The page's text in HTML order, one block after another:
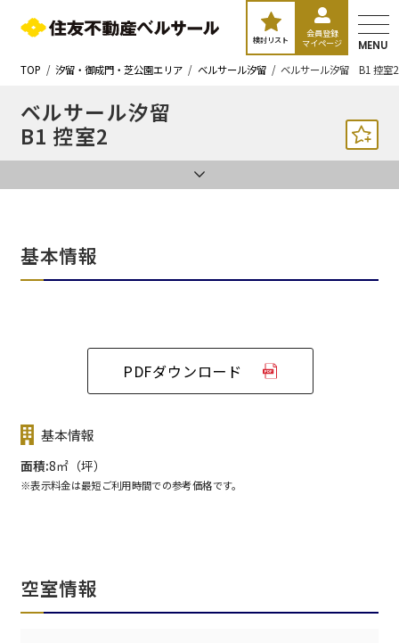
検討リスト
会員登録
マイページ
MENU
TOP
汐留・御成門・芝公園エリア ベルサール汐留 ベルサール汐留 B1 控室2
ベルサール汐留
B1 控室2
基本情報
PDFダウンロード
基本情報
面積 8㎡（坪）
※表示料金は最短ご利用時間での参考価格です。
空室情報